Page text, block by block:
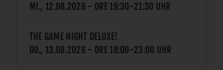
MI., 12.08.2026 - ORE 19:30-21:30 UHR
THE GAME NIGHT DELUXE!
DO., 13.08.2026 - ORE 18:00-23:00 UHR